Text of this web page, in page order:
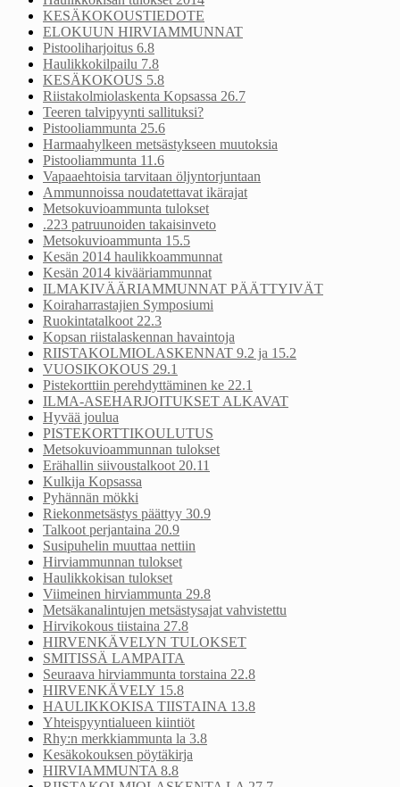
KESÄKOKOUSTIEDOTE
ELOKUUN HIRVIAMMUNNAT
Pistooliharjoitus 6.8
Haulikkokilpailu 7.8
KESÄKOKOUS 5.8
Riistakolmiolaskenta Kopsassa 26.7
Teeren talvipyynti sallituksi?
Pistooliammunta 25.6
Harmaahylkeen metsästykseen muutoksia
Pistooliammunta 11.6
Vapaaehtoisia tarvitaan öljyntorjuntaan
Ammunnoissa noudatettavat ikärajat
Metsokuvioammunta tulokset
.223 patruunoiden takaisinveto
Metsokuvioammunta 15.5
Kesän 2014 haulikkoammunnat
Kesän 2014 kivääriammunnat
ILMAKIVÄÄRIAMMUNNAT PÄÄTTYIVÄT
Koiraharrastajien Symposiumi
Ruokintatalkoot 22.3
Kopsan riistalaskennan havaintoja
RIISTAKOLMIOLASKENNAT 9.2 ja 15.2
VUOSIKOKOUS 29.1
Pistekorttiin perehdyttäminen ke 22.1
ILMA-ASEHARJOITUKSET ALKAVAT
Hyvää joulua
PISTEKORTTIKOULUTUS
Metsokuvioammunnan tulokset
Erähallin siivoustalkoot 20.11
Kulkija Kopsassa
Pyhännän mökki
Riekonmetsästys päättyy 30.9
Talkoot perjantaina 20.9
Susipuhelin muuttaa nettiin
Hirviammunnan tulokset
Haulikkokisan tulokset
Viimeinen hirviammunta 29.8
Metsäkanalintujen metsästysajat vahvistettu
Hirvikokous tiistaina 27.8
HIRVENKÄVELYN TULOKSET
SMITISSÄ LAMPAITA
Seuraava hirviammunta torstaina 22.8
HIRVENKÄVELY 15.8
HAULIKKOKISA TIISTAINA 13.8
Yhteispyyntialueen kiintiöt
Rhy:n merkkiammunta la 3.8
Kesäkokouksen pöytäkirja
HIRVIAMMUNTA 8.8